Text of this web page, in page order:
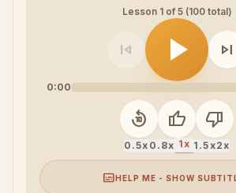
Lesson 1 of 5 (100 total)
skip_previous play_arrow skip_next
0:00
replay_10
0.5x 0.8x 1x 1.5x2x
thumb_up thumb_down
subtitlesHELP ME - SHOW